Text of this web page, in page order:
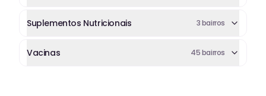
Suplementos Nutricionais 3bairros
Vacinas 45bairros